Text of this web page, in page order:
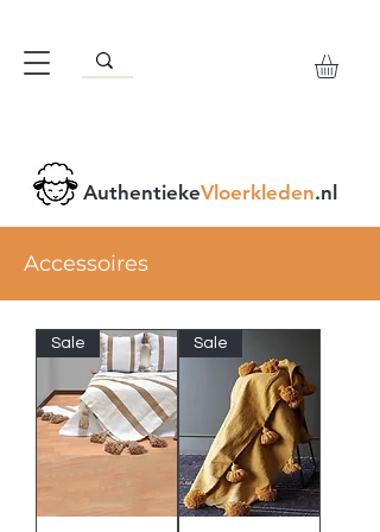
AuthentiekeVloerkleden.nl
Accessoires
Sale Sale